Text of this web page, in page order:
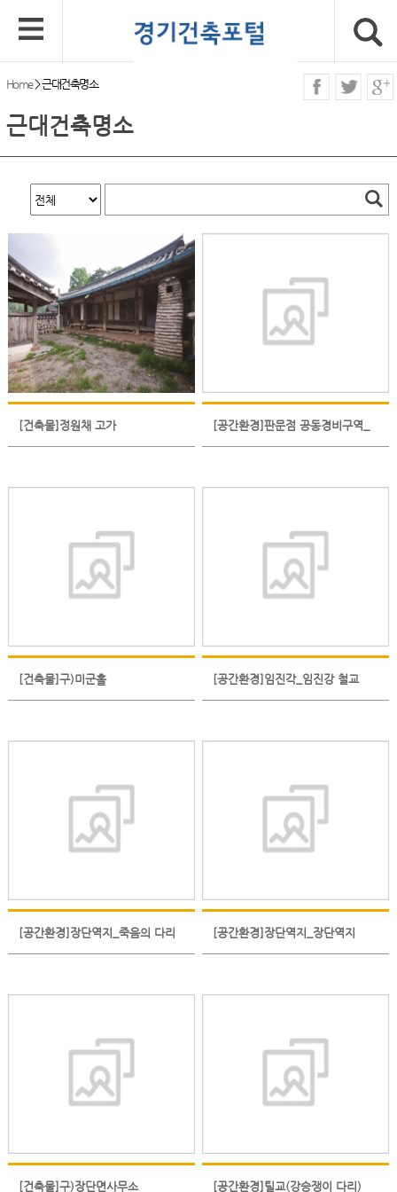
Home>근대건축명소
근대건축명소
[건축물]정원채 고가
[공간환경]판문점 공동경비구역_
판문점
[건축물]구)미군홀 [공간환경]임진각_임진강 철교
[공간환경]장단역지_죽음의 다리 [공간환경]장단역지_장단역지
[건축물]구)장단면사무소 [공간환경]틸교(강승쟁이 다리)